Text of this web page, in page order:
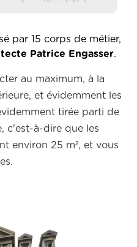
par 15 corps de métier,
Patrice Engasser.
au maximum, à la
et évidemment les
tirée parti de
c'est-à-dire que les
environ 25 m², et vous